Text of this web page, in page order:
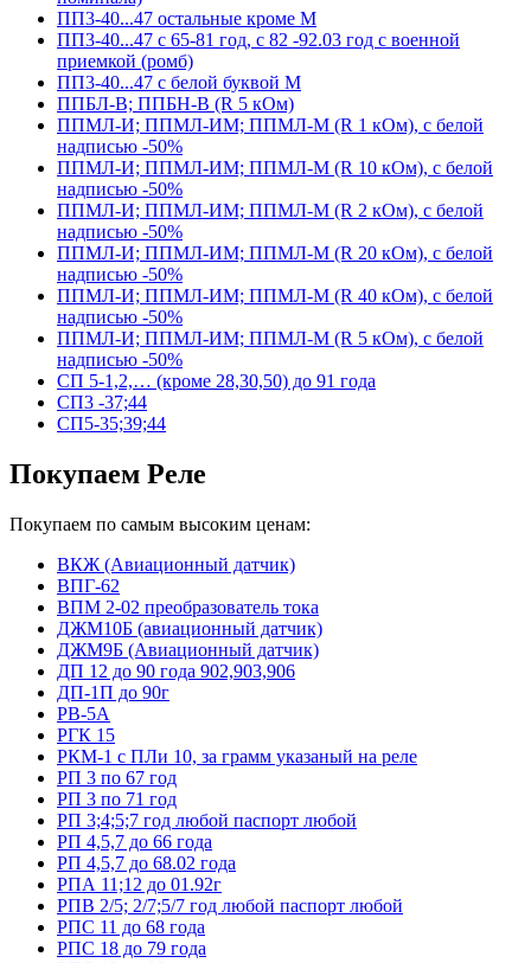
ПП3-40...47 остальные кроме М
ПП3-40...47 с 65-81 год, с 82 -92.03 год с военной
приемкой (ромб)
ПП3-40...47 с белой буквой М
ППБЛ-В; ППБН-В (R 5 кОм)
ППМЛ-И; ППМЛ-ИМ; ППМЛ-М (R 1 кОм), с белой
надписью -50%
ППМЛ-И; ППМЛ-ИМ; ППМЛ-М (R 10 кОм), с белой
надписью -50%
ППМЛ-И; ППМЛ-ИМ; ППМЛ-М (R 2 кОм), с белой
надписью -50%
ППМЛ-И; ППМЛ-ИМ; ППМЛ-М (R 20 кОм), с белой
надписью -50%
ППМЛ-И; ППМЛ-ИМ; ППМЛ-М (R 40 кОм), с белой
надписью -50%
ППМЛ-И; ППМЛ-ИМ; ППМЛ-М (R 5 кОм), с белой
надписью -50%
СП 5-1,2,… (кроме 28,30,50) до 91 года
СП3 -37;44
СП5-35;39;44
Покупаем Реле
Покупаем по самым высоким ценам:
ВКЖ (Авиационный датчик)
ВПГ-62
ВПМ 2-02 преобразователь тока
ДЖМ10Б (авиационный датчик)
ДЖМ9Б (Авиационный датчик)
ДП 12 до 90 года 902,903,906
ДП-1П до 90г
РВ-5А
РГК 15
РКМ-1 с ПЛи 10, за грамм указаный на реле
РП 3 по 67 год
РП 3 по 71 год
РП 3;4;5;7 год любой паспорт любой
РП 4,5,7 до 66 года
РП 4,5,7 до 68.02 года
РПА 11;12 до 01.92г
РПВ 2/5; 2/7;5/7 год любой паспорт любой
РПС 11 до 68 года
РПС 18 до 79 года